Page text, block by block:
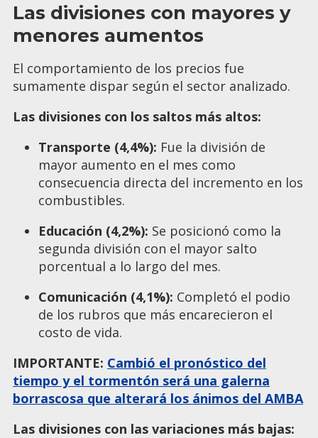
Las divisiones con mayores y
menores aumentos
El comportamiento de los precios fue
sumamente dispar según el sector analizado.
Las divisiones con los saltos más altos:
Transporte (4,4%): Fue la división de
mayor aumento en el mes como
consecuencia directa del incremento en los
combustibles.
Educación (4,2%): Se posicionó como la
segunda división con el mayor salto
porcentual a lo largo del mes.
Comunicación (4,1%): Completó el podio
de los rubros que más encarecieron el
costo de vida.
IMPORTANTE: Cambió el pronóstico del
tiempo y el tormentón será una galerna
borrascosa que alterará los ánimos del AMBA
Las divisiones con las variaciones más bajas: